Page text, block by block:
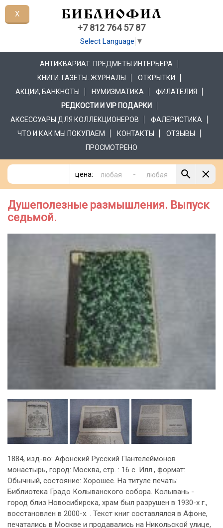
+7 812 764 57 87
Select Language ▼
АНТИКВАРИАТ. ПРЕДМЕТЫ ИНТЕРЬЕРА
КНИГИ. ГАЗЕТЫ. ЖУРНАЛЫ
ОТКРЫТКИ
АКЦИИ, БАНКНОТЫ
НУМИЗМАТИКА
ФИЛАТЕЛИЯ
РЕДКОСТИ И VIP ПОДАРКИ
АКСЕССУАРЫ ДЛЯ КОЛЛЕКЦИОНЕРОВ
ФАЛЕРИСТИКА
ЧТО И КАК МЫ ПОКУПАЕМ
КОНТАКТЫ
ОТЗЫВЫ
ПРОСМОТРЕНО
цена: -
Душеполезные размышления. Выпуск
седьмой.
1884, изд-во: Афонский Русский Пантелеймонов
монастырь, город: Москва, стр. : 16 с. Илл., формат:
Обычный, состояние: Хорошее. На титуле печать:
Библиотека Градо Колыванского собора. Колывань -
город близ Новосибирска, храм был разрушен в 1930-х г.,
восстановлен в 2000-х. . Текст книг составлялся в Афоне,
печатались в Москве и продавались на Никольской улице,
X